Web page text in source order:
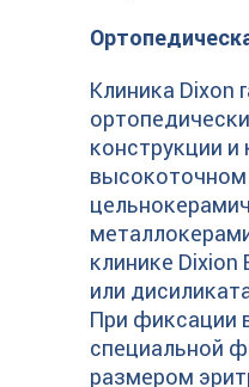
Клиника Dixon
конструкции и
клинике
или
При фиксации
специальной
размером